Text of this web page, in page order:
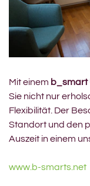
Mit einem b_smart
Sie nicht nur
Flexibilität. Der
Standort und den
Auszeit in einem
www.b-smarts.net